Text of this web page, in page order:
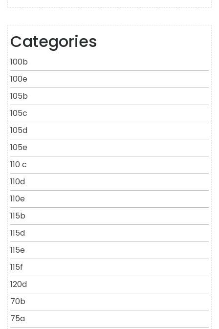
Categories
100b
100e
105b
105c
105d
105e
110 c
110d
110e
115b
115d
115e
115f
120d
70b
75a